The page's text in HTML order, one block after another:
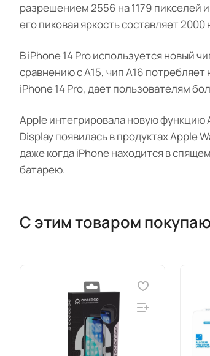
разрешением 2556 на 1179
его пиковая яркость составляет
В iPhone 14 Pro используется новый
сравнению с A15, чип A16
iPhone 14 Pro, дает пользователям
Apple интегрировала новую функцию
Display появилась в продуктах Apple
даже когда iPhone находится в
батарею.
С этим товаром